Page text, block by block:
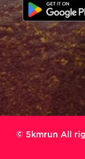
© 5kmrun All